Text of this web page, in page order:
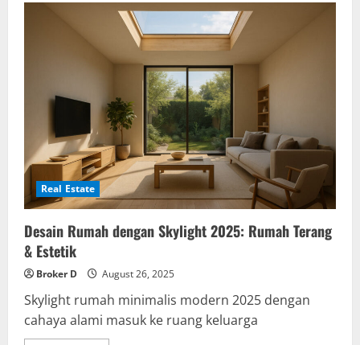
Real Estate
Desain Rumah dengan Skylight 2025: Rumah Terang
& Estetik
Broker D August 26, 2025
Skylight rumah minimalis modern 2025 dengan
cahaya alami masuk ke ruang keluarga